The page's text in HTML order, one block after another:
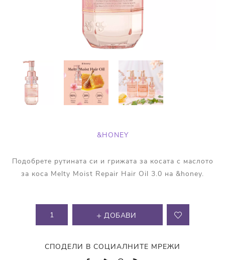
&HONEY
Подобрете рутината си и грижата за косата с маслото
за коса Melty Moist Repair Hair Oil 3.0 на &honey.
ДОБАВИ
СПОДЕЛИ В СОЦИАЛНИТЕ МРЕЖИ